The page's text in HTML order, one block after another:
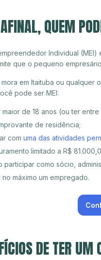
QUEM
Individual
que o pequeno
em Itaituba ou qualquer
pode ser MEI:
maior de 18 anos (ou ter
de residência;
com uma das atividades
limitado a R$
participar como sócio,
no máximo um empregado.
DE TER